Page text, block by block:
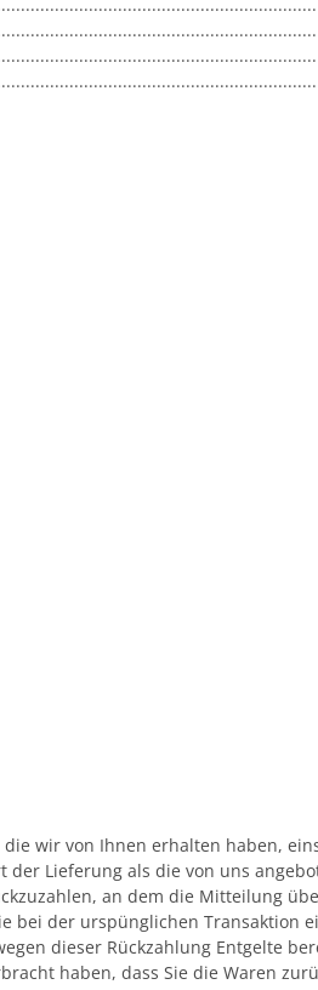
wir von Ihnen erhalten haben,
Lieferung als die von uns
an dem die Mitteilung
bei der urspünglichen Transaktion
dieser Rückzahlung Entgelte
haben, dass Sie die Waren